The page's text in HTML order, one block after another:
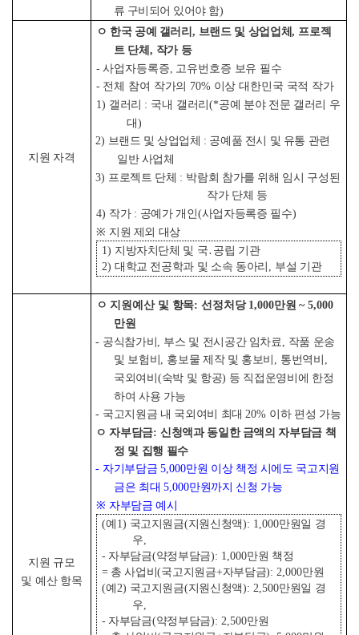
류 구비되어 있어야 함)
지원 자격
ㅇ 한국 공예 갤러리 , 브랜드 및 상업업체, 프로젝
트 단체 , 작가 등
-사업자등록증
고유번호증 보유 필수
- 전체 참여 작가의 70% 이상 대한민국 국적 작가
1) 갤러리 : 국내 갤러리(*공예 분야 전문 갤러리 우
대)
2) 브랜드 및 상업업체 : 공예품 전시 및 유통 관련
일반 사업체
3) 프로젝트 단체 : 박람회 참가를 위해 임시 구성된
작가 단체 등
4) 작가 : 공예가 개인 (사업자등록증 필수)
※ 지원 제외 대상
1) 지방자치단체 및 국․ 공립 기관
2) 대학교 전공학과 및 소속 동아리 , 부설 기관
지원 규모
및 예산 항목
ㅇ 지원예산 및 항목:선정처당 1,000만원~ 5,000
만원
- 공식참가비 부스 및 전시공간 임차료
작품 운송
및 보험비
홍보물 제작 및 홍보비 통번역비
국외여비(숙박 및 항공) 등 직접운영비에 한정
하여 사용 가능
- 국고지원금 내 국외여비 최대20% 이하 편성 가능
ㅇ 자부담금: 신청액과 동일한 금액의 자부담금 책
정 및 집행 필수
- 자기부담금 5,000만원 이상 책정 시에도 국고지원
금은 최대 5,000만원까지 신청 가능
※ 자부담금 예시
(예 1) 국고지원금(지원신청액): 1,000만원일 경
우,
- 자부담금(약정부담금): 1,000만원 책정
= 총 사업비(국고지원금+자부담금): 2,000만원
(예 2) 국고지원금(지원신청액): 2,500만원일 경
우
- 자부담금(약정부담금): 2,500만원